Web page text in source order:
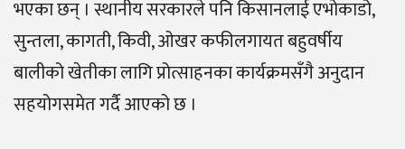
भएका छन् । स्थानीय सरकारले पनि किसानलाई एभोकाडो,
सुन्तला, कागती, किवी, ओखर कफीलगायत बहुवर्षीय
बालीको खेतीका लागि प्रोत्साहनका कार्यक्रमसँगै अनुदान
सहयोगसमेत गर्दै आएको छ ।